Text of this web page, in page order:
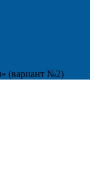
(вариант №2)